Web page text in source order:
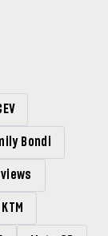
Bondi
KTM